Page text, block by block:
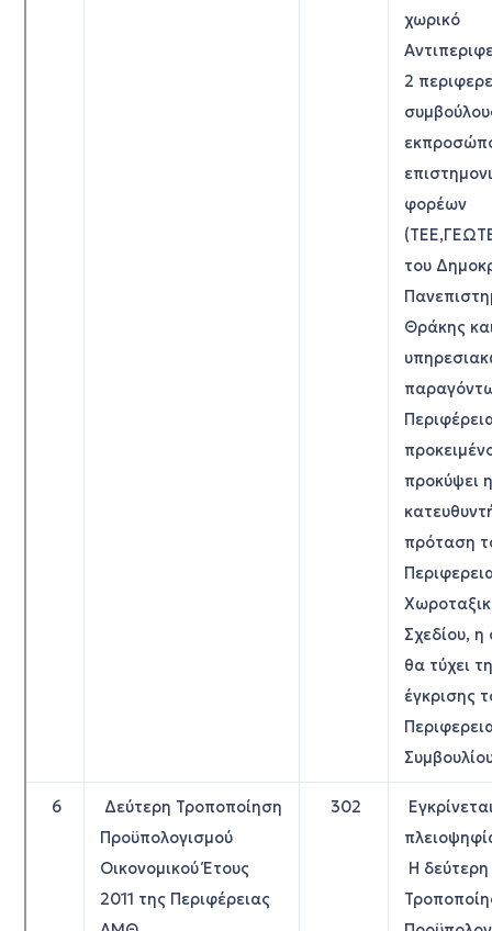
χωρικό
2
φορέων
του
Θράκης
προκύψει
πρόταση
Σχεδίου, η
θα τύχει
έγκρισης
6
Δεύτερη Τροποποίηση
Προϋπολογισμού
Οικονομικού Έτους
2011 της Περιφέρειας
302
Η δεύτερη